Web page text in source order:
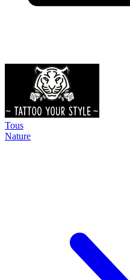
Tous
Nature